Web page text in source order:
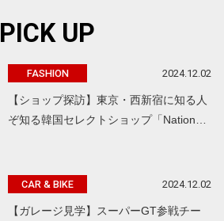
PICK UP
FASHION 2024.12.02
【ショップ探訪】東京・西新宿に知る人
ぞ知る韓国セレクトショップ「Nation…
CAR & BIKE 2024.12.02
【ガレージ見学】スーパーGT参戦チー